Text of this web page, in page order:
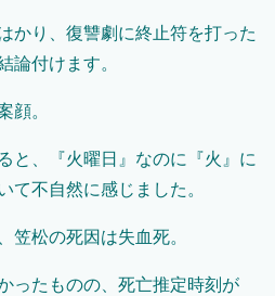
かり、復讐劇に終止符を打った
論付けます。
顔。
と、『火曜日』なのに『火』に
て不自然に感じました。
笠松の死因は失血死。
ったものの、死亡推定時刻が